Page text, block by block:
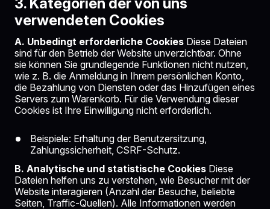
verwendeten Cookies
A. Unbedingt erforderliche Cookies Diese Dateien
sind für den Betrieb der Website unverzichtbar. Ohne
sie können Sie grundlegende Funktionen nicht nutzen,
wie z. B. die Anmeldung in Ihrem persönlichen Konto,
die Bezahlung von Diensten oder das Hinzufügen eines
Servers zum Warenkorb. Für die Verwendung dieser
Cookies ist Ihre Einwilligung nicht erforderlich.
Beispiele: Erhaltung der Benutzersitzung,
Zahlungssicherheit, CSRF-Schutz.
B. Analytische und statistische Cookies Diese
Dateien helfen uns zu verstehen, wie Besucher mit der
Website interagieren (Anzahl der Besuche, beliebte
Seiten, Traffic-Quellen). Alle Informationen werden